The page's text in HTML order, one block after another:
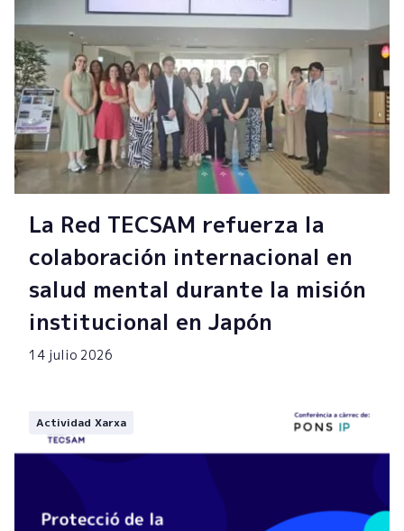
La Red TECSAM refuerza la
colaboración internacional en
salud mental durante la misión
institucional en Japón
14 julio 2026
Actividad Xarxa